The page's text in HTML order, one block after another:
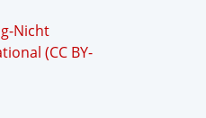
Nicht
(CC BY-